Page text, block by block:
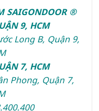
SAIGONDOOR ®
9, HCM
Long B, Quận 9,
7, HCM
Phong, Quận 7,